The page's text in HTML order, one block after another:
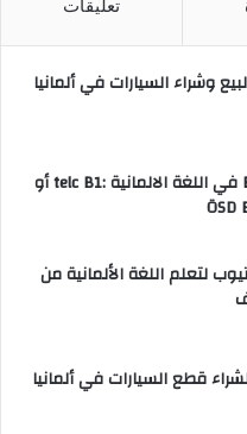
تعليقات
نماذج امتحان B1 في اللغة الالمانية :telc B1 أو
لتعلم اللغة الألمانية من